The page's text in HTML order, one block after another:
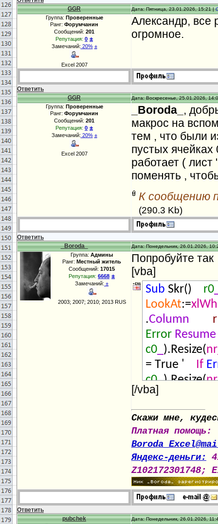
GGR
Дата: Пятница, 23.01.2026, 15:21 |
Группа: Проверенные
Ранг: Форумчанин
Сообщений: 201
Репутация: 0 ±
Замечаний: 20% ±
Excel 2007
Александр, все
огромное.
Ответить
GGR
Дата: Воскресенье, 25.01.2026,
Группа: Проверенные
Ранг: Форумчанин
Сообщений: 201
Репутация: 0 ±
Замечаний: 20% ±
Excel 2007
_Boroda_ ,
макрос на
тем , что были
пустых
работает (
поменять ,
К сообщению
(290.3 Kb)
Ответить
_Boroda_
Дата: Понедельник, 26.01.2026,
Группа: Админы
Ранг: Местный житель
Сообщений: 17015
Репутация: 6668 ±
Замечаний: ±
2003; 2007; 2010; 2013 RUS
Попробуйте так
[vba]
Sub Skr() r0
LookAt:=
.Column
Error Resume
c0 ).Resize(
= Тrue ' If
c0_).Resize(
0And
For
End
nrSkr_
ТrueEnd
Otkr()r0_
LookAt:=
.Column
r0_
= 3 Cells(r0_
[/vba]
Скажи мне,
Платная помощь:
Яндекс-деньги:
Z102172301748;
Ответить
pubchek
Дата: Понедельник, 26.01.2026,